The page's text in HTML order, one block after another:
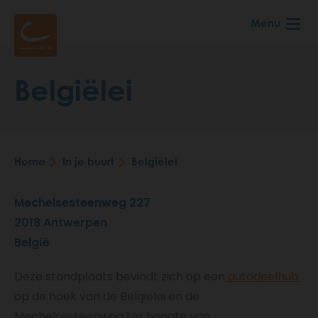
Menu
Belgiëlei
Home In je buurt Belgiëlei
Mechelsesteenweg 227
2018 Antwerpen
België
autodeelhub